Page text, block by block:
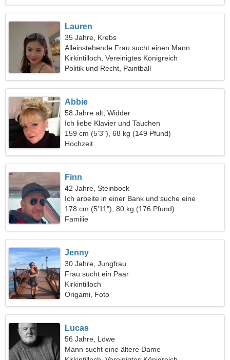
Lauren
35 Jahre, Krebs
Alleinstehende Frau sucht einen Mann
Kirkintilloch, Vereinigtes Königreich
Politik und Recht, Paintball
Abbie
58 Jahre alt, Widder
Ich liebe Klavier und Tauchen
159 cm (5'3"), 68 kg (149 Pfund)
Hochzeit
Finn
42 Jahre, Steinbock
Ich arbeite in einer Bank und suche eine
schüchterne Frau
178 cm (5'11"), 80 kg (176 Pfund)
Familie
Jenny
30 Jahre, Jungfrau
Frau sucht ein Paar
Kirkintilloch
Origami, Foto
Lucas
56 Jahre, Löwe
Mann sucht eine ältere Dame